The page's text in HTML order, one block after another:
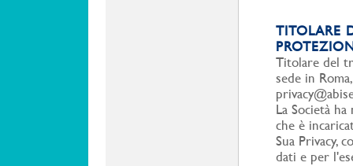
TITOLARE
Titolare del
sede in
La Società
che è
Sua Privacy,
dati e per